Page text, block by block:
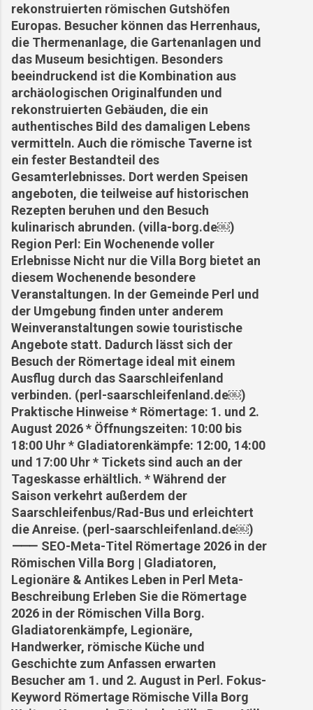
rekonstruierten römischen Gutshöfen
Europas. Besucher können das Herrenhaus,
die Thermenanlage, die Gartenanlagen und
das Museum besichtigen. Besonders
beeindruckend ist die Kombination aus
archäologischen Originalfunden und
rekonstruierten Gebäuden, die ein
authentisches Bild des damaligen Lebens
vermitteln. Auch die römische Taverne ist
ein fester Bestandteil des
Gesamterlebnisses. Dort werden Speisen
angeboten, die teilweise auf historischen
Rezepten beruhen und den Besuch
kulinarisch abrunden. (villa-borg.de⁠￼)
Region Perl: Ein Wochenende voller
Erlebnisse Nicht nur die Villa Borg bietet an
diesem Wochenende besondere
Veranstaltungen. In der Gemeinde Perl und
der Umgebung finden unter anderem
Weinveranstaltungen sowie touristische
Angebote statt. Dadurch lässt sich der
Besuch der Römertage ideal mit einem
Ausflug durch das Saarschleifenland
verbinden. (perl-saarschleifenland.de⁠￼)
Praktische Hinweise * Römertage: 1. und 2.
August 2026 * Öffnungszeiten: 10:00 bis
18:00 Uhr * Gladiatorenkämpfe: 12:00, 14:00
und 17:00 Uhr * Tickets sind auch an der
Tageskasse erhältlich. * Während der
Saison verkehrt außerdem der
Saarschleifenbus/Rad-Bus und erleichtert
die Anreise. (perl-saarschleifenland.de⁠￼)
⸻ SEO-Meta-Titel Römertage 2026 in der
Römischen Villa Borg | Gladiatoren,
Legionäre & Antikes Leben in Perl Meta-
Beschreibung Erleben Sie die Römertage
2026 in der Römischen Villa Borg.
Gladiatorenkämpfe, Legionäre,
Handwerker, römische Küche und
Geschichte zum Anfassen erwarten
Besucher am 1. und 2. August in Perl. Fokus-
Keyword Römertage Römische Villa Borg